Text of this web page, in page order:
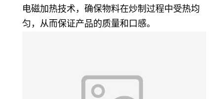
电磁加热技术，确保物料在炒制过程中受热均
匀，从而保证产品的质量和口感。